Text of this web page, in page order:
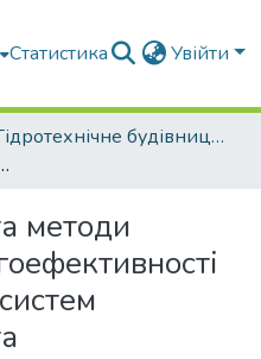
Статистика Увійти
Гідротехнічне будівництво, водна інженерія та водні технології
систем водопостачання та водовідведення
методи